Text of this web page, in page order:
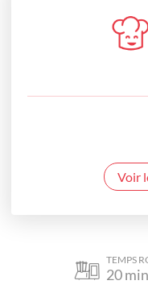
Voir
TEMPS
20min